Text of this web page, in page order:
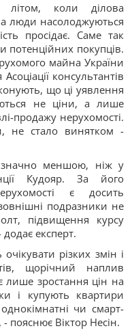
літом, коли ділова
а люди насолоджуються
просідає. Саме так
потенційних покупців.
майна України
консультантів
що ці уявлення
не ціни, а лише
продажу нерухомості.
не стало винятком -
значно меншою, ніж у
Кудояр. За його
є досить
подразники не
підвищення курсу
експерт.
різких змін і
щорічний наплив
лише зростання цін на
і купують квартири
чи смарт-
пояснює Віктор Несін.